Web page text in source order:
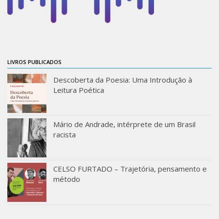
Exposições Passadas
Educativo
Exposições
Guia do IEB
Reprodução
Extroversão
Projeto Brasil-África
Projeto Brasil Ciência
Dicionários
LIVROS PUBLICADOS
Descoberta da Poesia: Uma Introdução à
Leitura Poética
Mário de Andrade, intérprete de um Brasil
racista
CELSO FURTADO – Trajetória, pensamento e
método